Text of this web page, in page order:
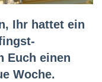
Ihr hattet ein
Euch einen
Woche.